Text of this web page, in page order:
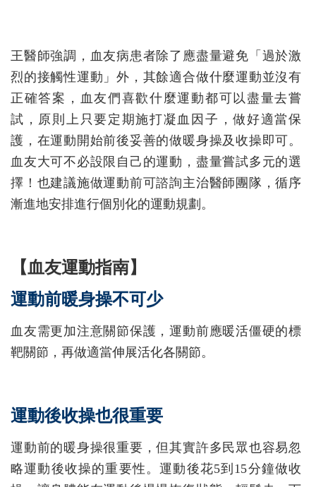
王醫師強調，血友病患者除了應盡量避免「過於激
烈的接觸性運動」外，其餘適合做什麼運動並沒有
正確答案，血友們喜歡什麼運動都可以盡量去嘗
試，原則上只要定期施打凝血因子，做好適當保
護，在運動開始前後妥善的做暖身操及收操即可。
血友大可不必設限自己的運動，盡量嘗試多元的選
擇！也建議施做運動前可諮詢主治醫師團隊，循序
漸進地安排進行個別化的運動規劃。
【血友運動指南】
運動前暖身操不可少
血友需更加注意關節保護，運動前應暖活僵硬的標
靶關節，再做適當伸展活化各關節。
運動後收操也很重要
運動前的暖身操很重要，但其實許多民眾也容易忽
略運動後收操的重要性。運動後花5到15分鐘做收